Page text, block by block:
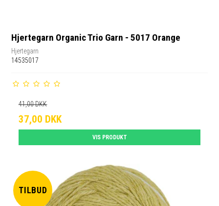
Hjertegarn Organic Trio Garn - 5017 Orange
Hjertegarn
14535017
41,00 DKK
37,00 DKK
VIS PRODUKT
TILBUD